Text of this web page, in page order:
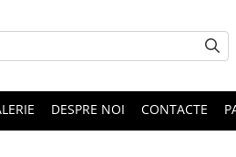
DESPRE NOI CONTACTE